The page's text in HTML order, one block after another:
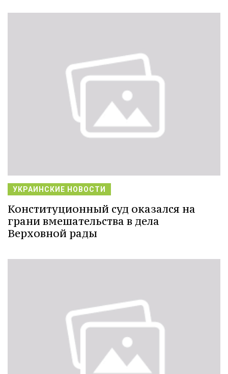
УКРАИНСКИЕ НОВОСТИ
Конституционный суд оказался на
грани вмешательства в дела
Верховной рады